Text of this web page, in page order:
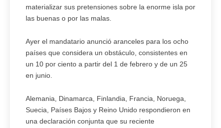
materializar sus pretensiones sobre la enorme isla por
las buenas o por las malas.
Ayer el mandatario anunció aranceles para los ocho
países que considera un obstáculo, consistentes en
un 10 por ciento a partir del 1 de febrero y de un 25
en junio.
Alemania, Dinamarca, Finlandia, Francia, Noruega,
Suecia, Países Bajos y Reino Unido respondieron en
una declaración conjunta que su reciente